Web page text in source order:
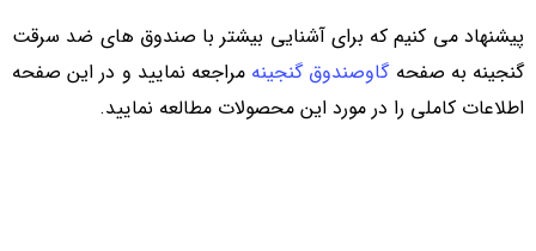
پیشنهاد می کنیم که برای آشنایی بیشتر با صندوق های ضد سرقت
گنجینه به صفحهگاوصندوق گنجینه مراجعه نمایید و در این صفحه
اطلاعات کاملی را در مورد این محصولات مطالعه نمایید.